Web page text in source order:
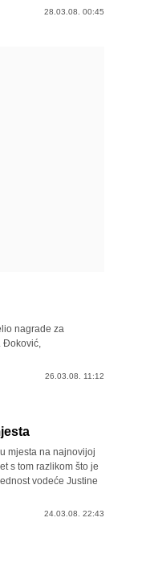
28.03.08. 00:45
nagrade za
Đoković,
26.03.08. 11:12
mjesta na najnovijoj
s tom razlikom što je
vodeće Justine
24.03.08. 22:43